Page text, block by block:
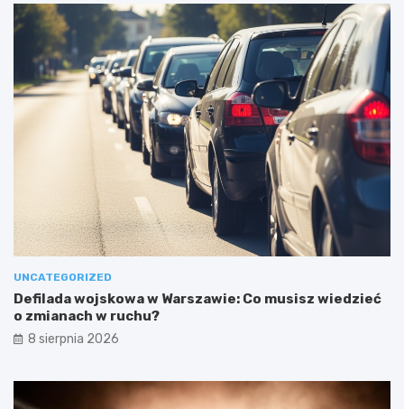
UNCATEGORIZED
Defilada wojskowa w Warszawie: Co musisz wiedzieć
o zmianach w ruchu?
8 sierpnia 2026